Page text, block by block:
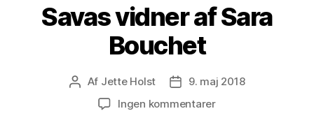
Savas vidner af Sara
Bouchet
Indlægsforfatter
Af Jette Holst Indlægsdato
9. maj 2018
Ingen kommentarertil